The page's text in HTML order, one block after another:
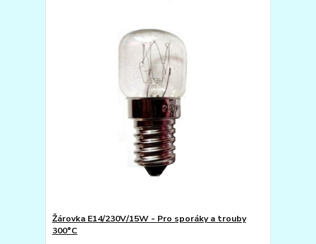
Žárovka E14/230V/15W - Pro sporáky a trouby
300°C